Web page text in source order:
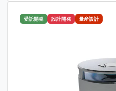
受託開発 設計開発 量産設計